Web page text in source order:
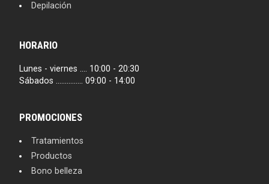
Depilación
HORARIO
Lunes - viernes .... 10:00 - 20:30
Sábados ............... 09:00 - 14:00
PROMOCIONES
Tratamientos
Productos
Bono belleza